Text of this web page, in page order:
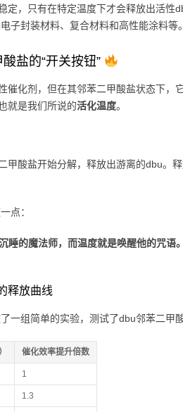
定，只有在特定温度下才会释放出活性
子封装材料、复合材料和高性能涂料等。
盐的“开关按钮”
化剂，但在其邻苯二甲酸盐状态下，
就是我们所说的活化温度。
甲酸盐开始分解，释放出游离的dbu。
点：
睡的魔法师，而温度就是唤醒他的咒语
释放曲线
一组简单的实验，测试了dbu邻苯二甲
催化效率提升倍数
1
1.3